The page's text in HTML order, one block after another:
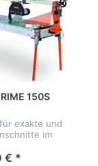
150S
exakte und
im
€ *